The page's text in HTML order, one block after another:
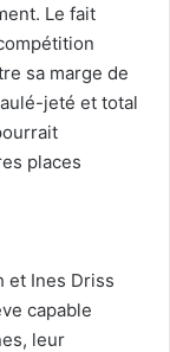
Le fait
sa marge de
jeté et total
places
et Ines Driss
capable
leur